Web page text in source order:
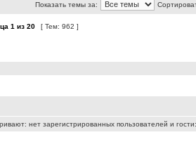
Показать темы за:
1 из 20 [ Тем: 962 ]
нет зарегистрированных пользователей и